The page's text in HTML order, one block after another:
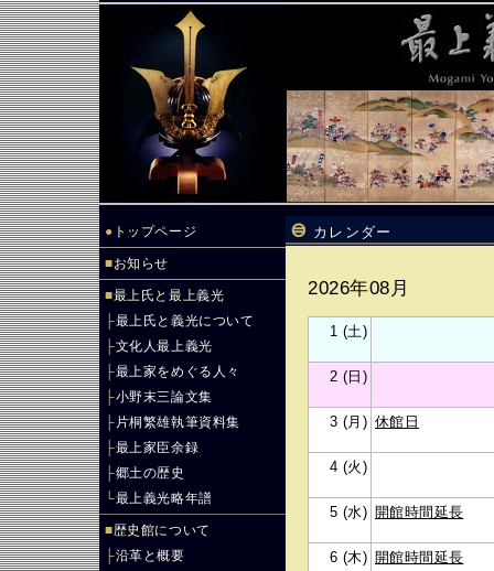
● トップページ
■お知らせ
■最上氏と最上義光
├最上氏と義光について
├文化人最上義光
├最上家をめぐる人々
├小野末三論文集
├ 片桐繁雄執筆資料集
├最上家臣余録
├郷土の歴史
└最上義光略年譜
■歴史館について
├沿革と概要
カレンダー
2026年08月
1 (土)
2 (日)
3 (月) 休館日
4 (火)
5 (水) 開館時間延長
6 (木) 開館時間延長